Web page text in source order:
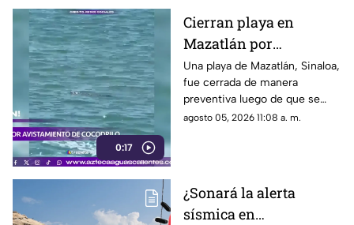
0:17
Cierran playa en
Mazatlán por
avistamiento de
cocodrilo
Una playa de Mazatlán, Sinaloa,
fue cerrada de manera
preventiva luego de que se
reportara el avistamiento de un
agosto 05, 2026 11:08 a. m.
¿Sonará la alerta
sísmica en